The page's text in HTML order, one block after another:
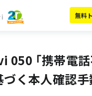
無料
050 「携帯電
づく本人確認